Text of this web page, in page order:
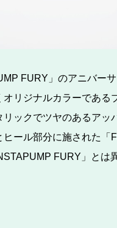
FURY」のアニバー
リジナルカラーであ
ックでツヤのあるア
ール部分に施された
FURY」とは